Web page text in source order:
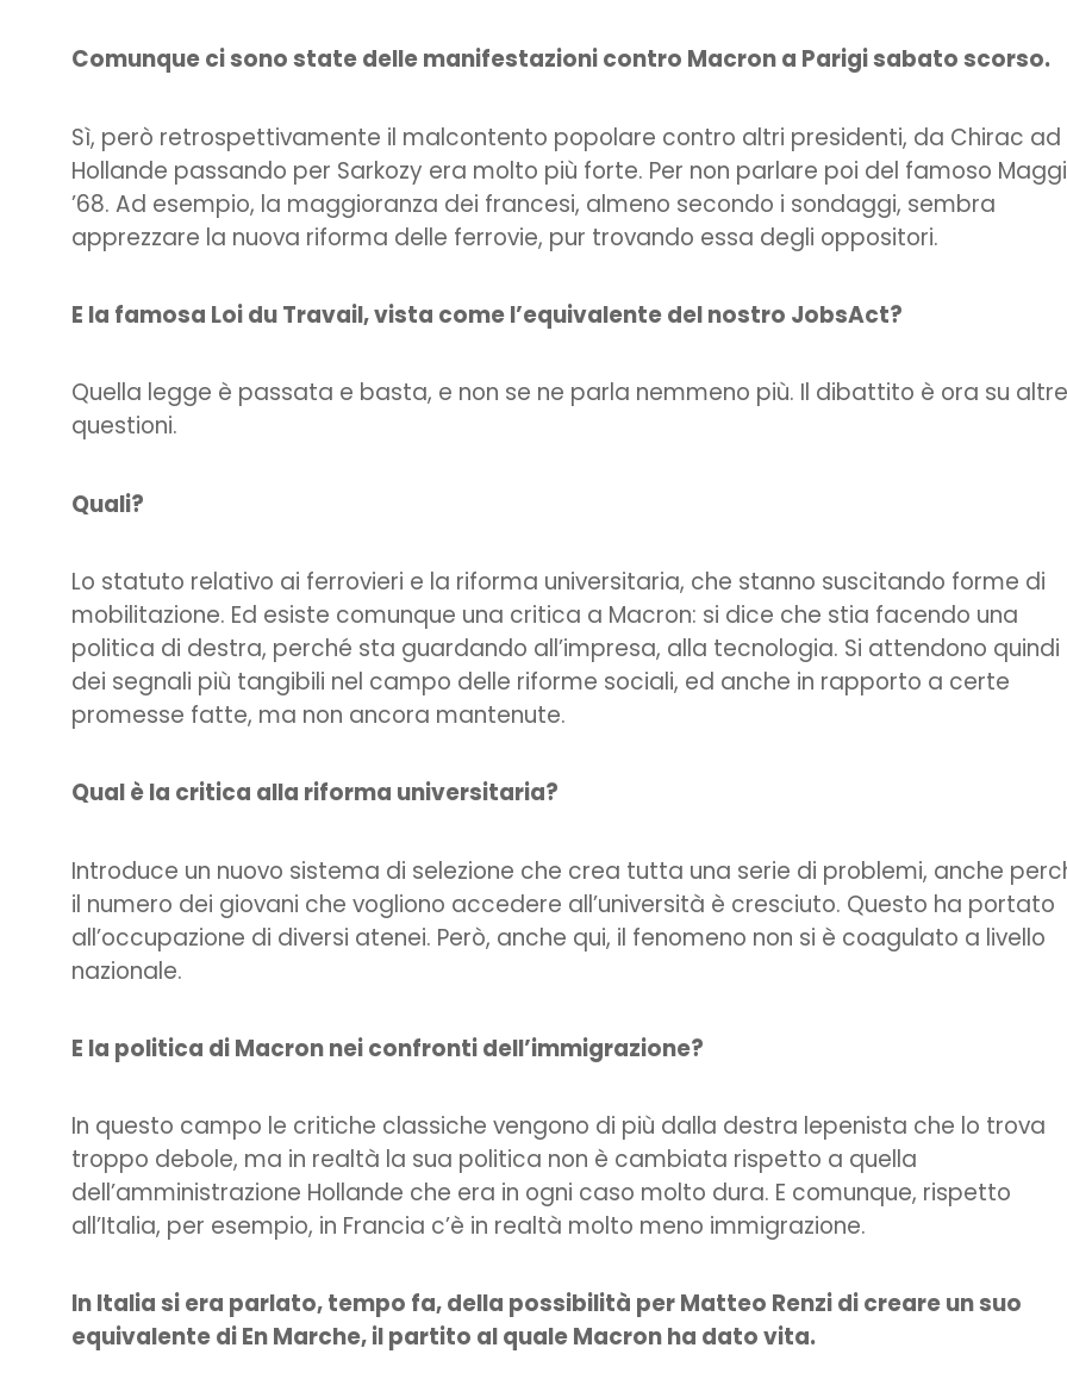
Comunque ci sono state delle manifestazioni contro Macron a Parigi sabato scorso.
Sì, però retrospettivamente il malcontento popolare contro altri presidenti, da Chirac ad
Hollande passando per Sarkozy era molto più forte. Per non parlare poi del famoso
’68. Ad esempio, la maggioranza dei francesi, almeno secondo i sondaggi, sembra
apprezzare la nuova riforma delle ferrovie, pur trovando essa degli oppositori.
E la famosa Loi du Travail, vista come l’equivalente del nostro JobsAct?
Quella legge è passata e basta, e non se ne parla nemmeno più. Il dibattito è ora su altre
questioni.
Quali?
Lo statuto relativo ai ferrovieri e la riforma universitaria, che stanno suscitando forme di
mobilitazione. Ed esiste comunque una critica a Macron: si dice che stia facendo una
politica di destra, perché sta guardando all’impresa, alla tecnologia. Si attendono quindi
dei segnali più tangibili nel campo delle riforme sociali, ed anche in rapporto a certe
promesse fatte, ma non ancora mantenute.
Qual è la critica alla riforma universitaria?
Introduce un nuovo sistema di selezione che crea tutta una serie di problemi, anche
il numero dei giovani che vogliono accedere all’università è cresciuto. Questo ha portato
all’occupazione di diversi atenei. Però, anche qui, il fenomeno non si è coagulato a livello
nazionale.
E la politica di Macron nei confronti dell’immigrazione?
In questo campo le critiche classiche vengono di più dalla destra lepenista che lo trova
troppo debole, ma in realtà la sua politica non è cambiata rispetto a quella
dell’amministrazione Hollande che era in ogni caso molto dura. E comunque, rispetto
all’Italia, per esempio, in Francia c’è in realtà molto meno immigrazione.
In Italia si era parlato, tempo fa, della possibilità per Matteo Renzi di creare un suo
equivalente di En Marche, il partito al quale Macron ha dato vita.